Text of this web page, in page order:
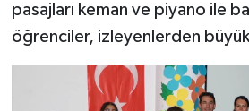
pasajları keman ve piyano ile
öğrenciler, izleyenlerden büyük